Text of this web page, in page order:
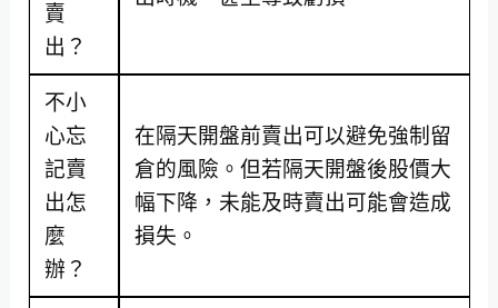
賣
出？
不小
心忘
記賣
出怎
麼
辦？
在隔天開盤前賣出可以避免強制留
倉的風險。但若隔天開盤後股價大
幅下降，未能及時賣出可能會造成
損失。